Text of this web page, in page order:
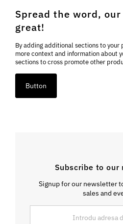
Spread the word,
great!
By adding additional sections to your
more context and information about
sections to cross promote other
Button
Subscribe to
Signup for our newsletter
sales and